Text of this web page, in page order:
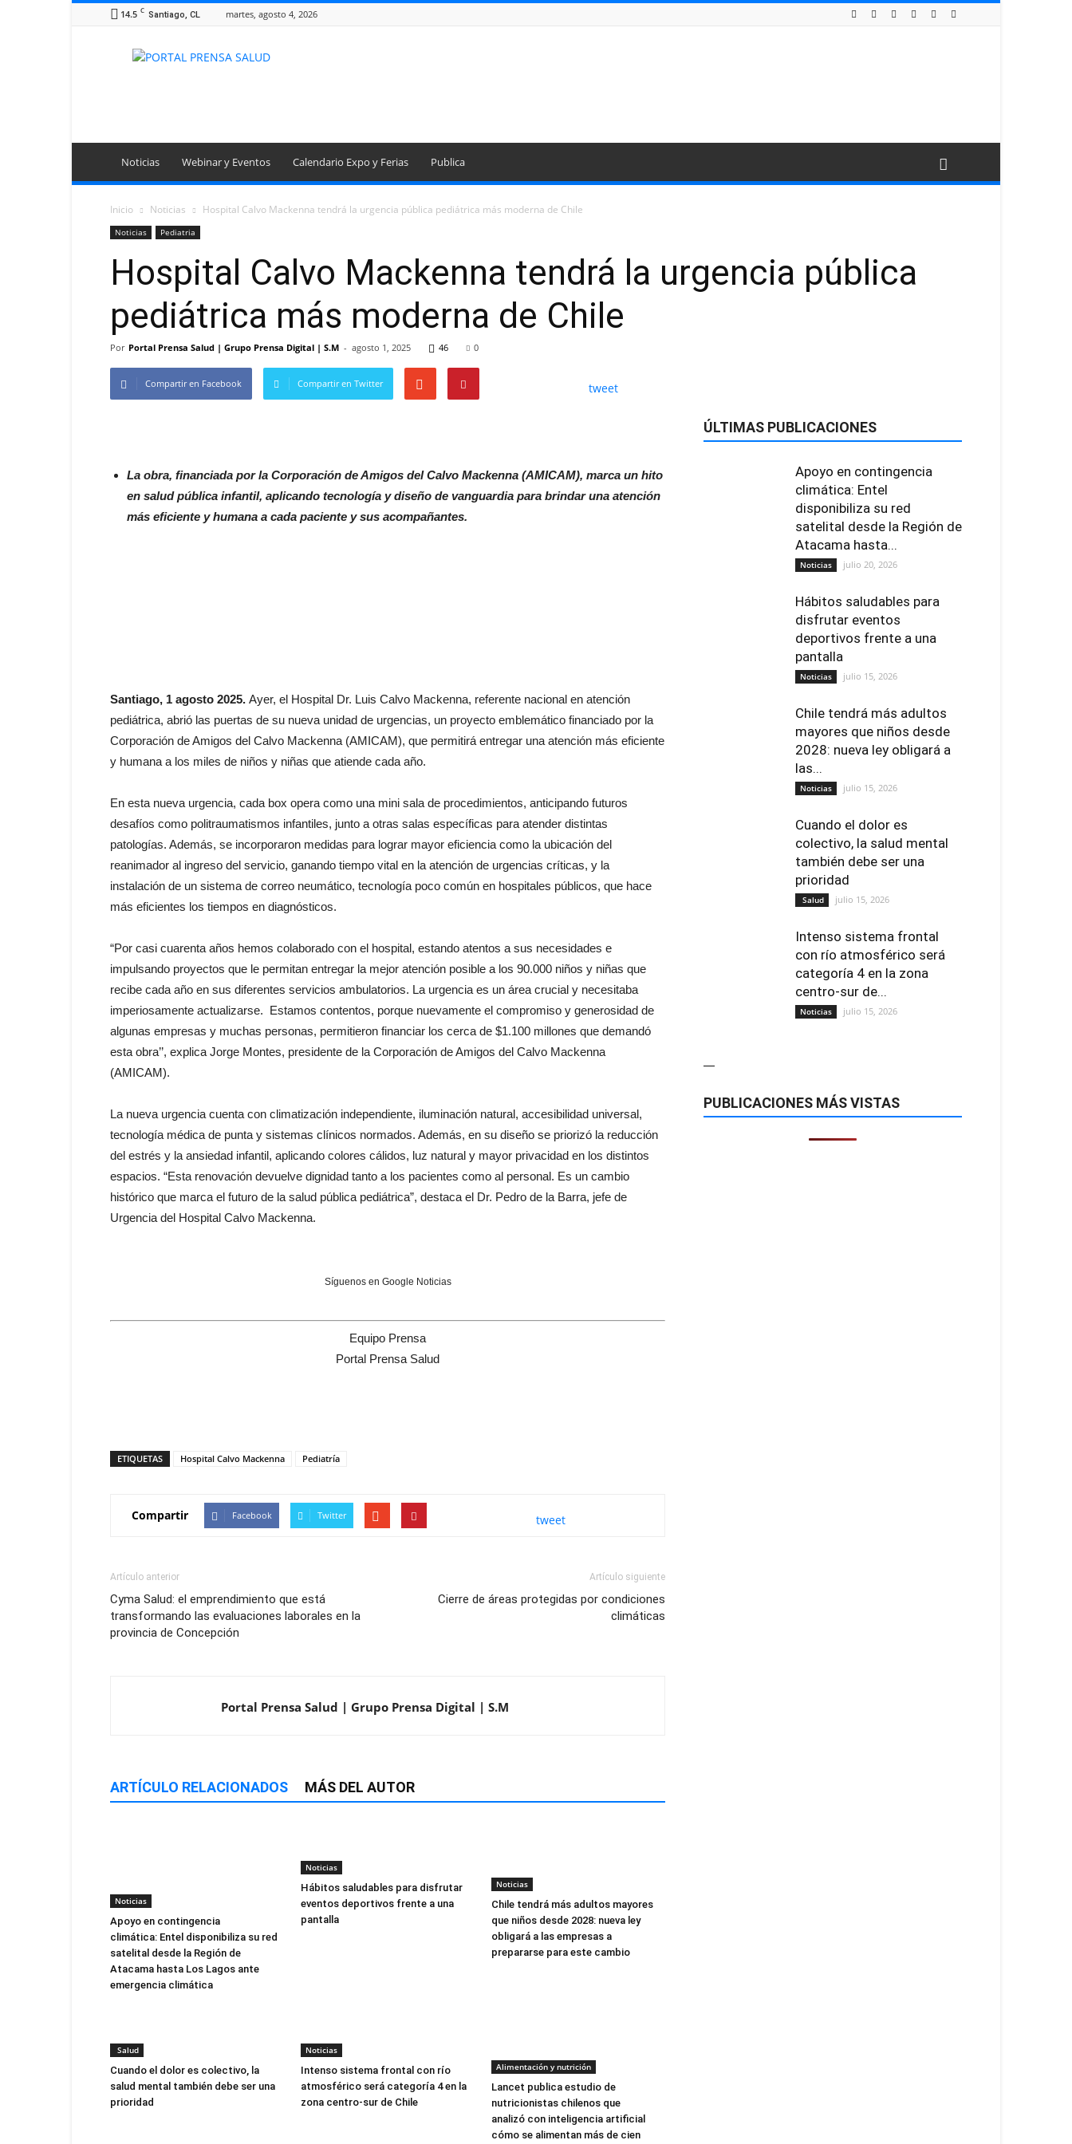
14.5 C Santiago, CL martes, agosto 4, 2026
Portal
Noticias Webinar y Eventos Calendario Expo y Ferias Publica
Inicio Noticias Hospital Calvo Mackenna tendrá la urgencia pública pediátrica más moderna de Chile
Noticias Pediatria
Hospital Calvo Mackenna tendrá la urgencia pública
pediátrica más moderna de Chile
Por Portal Prensa Salud | Grupo Prensa Digital | S.M - agosto 1, 2025 46 0
Compartir en Facebook Compartir en Twitter tweet
La obra, financiada por la Corporación de Amigos del Calvo Mackenna (AMICAM), marca un hito
en salud pública infantil, aplicando tecnología y diseño de vanguardia para brindar una atención
más eficiente y humana a cada paciente y sus acompañantes.
Santiago, 1 agosto 2025. Ayer, el Hospital Dr. Luis Calvo Mackenna, referente nacional en atención
pediátrica, abrió las puertas de su nueva unidad de urgencias, un proyecto emblemático financiado por la
Corporación de Amigos del Calvo Mackenna (AMICAM), que permitirá entregar una atención más eficiente
y humana a los miles de niños y niñas que atiende cada año.
En esta nueva urgencia, cada box opera como una mini sala de procedimientos, anticipando futuros
desafíos como politraumatismos infantiles, junto a otras salas específicas para atender distintas
patologías. Además, se incorporaron medidas para lograr mayor eficiencia como la ubicación del
reanimador al ingreso del servicio, ganando tiempo vital en la atención de urgencias críticas, y la
instalación de un sistema de correo neumático, tecnología poco común en hospitales públicos, que hace
más eficientes los tiempos en diagnósticos.
“Por casi cuarenta años hemos colaborado con el hospital, estando atentos a sus necesidades e
impulsando proyectos que le permitan entregar la mejor atención posible a los 90.000 niños y niñas que
recibe cada año en sus diferentes servicios ambulatorios. La urgencia es un área crucial y necesitaba
imperiosamente actualizarse. Estamos contentos, porque nuevamente el compromiso y generosidad de
algunas empresas y muchas personas, permitieron financiar los cerca de $1.100 millones que demandó
esta obra’’, explica Jorge Montes, presidente de la Corporación de Amigos del Calvo Mackenna
(AMICAM).
La nueva urgencia cuenta con climatización independiente, iluminación natural, accesibilidad universal,
tecnología médica de punta y sistemas clínicos normados. Además, en su diseño se priorizó la reducción
del estrés y la ansiedad infantil, aplicando colores cálidos, luz natural y mayor privacidad en los distintos
espacios. “Esta renovación devuelve dignidad tanto a los pacientes como al personal. Es un cambio
histórico que marca el futuro de la salud pública pediátrica”, destaca el Dr. Pedro de la Barra, jefe de
Urgencia del Hospital Calvo Mackenna.
Síguenos en Google Noticias
Equipo Prensa
Portal Prensa Salud
ETIQUETAS Hospital Calvo Mackenna Pediatría
Compartir Facebook Twitter tweet
Artículo anterior
Cyma Salud: el emprendimiento que está
transformando las evaluaciones laborales en la
provincia de Concepción
Artículo siguiente
Cierre de áreas protegidas por condiciones
climáticas
Portal Prensa Salud | Grupo Prensa Digital | S.M
ARTÍCULO RELACIONADOS MÁS DEL AUTOR
Noticias
Apoyo en contingencia
climática: Entel disponibiliza su red
satelital desde la Región de
Atacama hasta Los Lagos ante
emergencia climática
Noticias
Hábitos saludables para disfrutar
eventos deportivos frente a una
pantalla
Noticias
Chile tendrá más adultos mayores
que niños desde 2028: nueva ley
obligará a las empresas a
prepararse para este cambio
Salud
Cuando el dolor es colectivo, la
salud mental también debe ser una
prioridad
Noticias
Intenso sistema frontal con río
atmosférico será categoría 4 en la
zona centro-sur de Chile
Alimentación y nutrición
Lancet publica estudio de
nutricionistas chilenos que
analizó con inteligencia artificial
cómo se alimentan más de cien
ÚLTIMAS PUBLICACIONES
Apoyo en contingencia
climática: Entel
disponibiliza su red
satelital desde la Región de
Atacama hasta...
Noticias julio 20, 2026
Hábitos saludables para
disfrutar eventos
deportivos frente a una
pantalla
Noticias julio 15, 2026
Chile tendrá más adultos
mayores que niños desde
2028: nueva ley obligará a
las...
Noticias julio 15, 2026
Cuando el dolor es
colectivo, la salud mental
también debe ser una
prioridad
Salud julio 15, 2026
Intenso sistema frontal
con río atmosférico será
categoría 4 en la zona
centro-sur de...
Noticias julio 15, 2026
—
PUBLICACIONES MÁS VISTAS